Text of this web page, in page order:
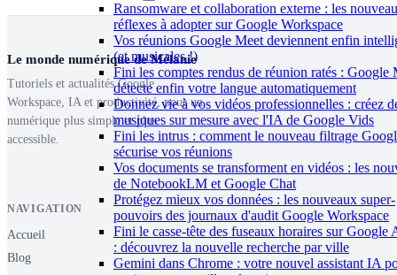
Ransomware et collaboration externe : les
réflexes à adopter sur Google Workspace
Vos réunions Google Meet deviennent enfin
(et musicales !)
Fini les comptes rendus de réunion ratés : Google
détecte enfin votre langue automatiquement
Donnez vie à vos vidéos professionnelles : créez
musiques sur mesure avec l'IA de Google Vids
Fini les intrus : comment le nouveau filtrage
sécurise vos réunions
Vos documents se transforment en vidéos : les
de NotebookLM et Google Chat
Protégez mieux vos données : les nouveaux super-
pouvoirs des journaux d'audit Google Workspace
Fini le casse-tête des fuseaux horaires sur Google
: découvrez la nouvelle recherche par ville
Gemini dans Chrome : votre nouvel assistant IA
Le monde numérique de Mélanie
Tutoriels et actualités Google
Workspace, IA et productivité, pour un
numérique plus simple et plus
accessible.
NAVIGATION
Accueil
Blog